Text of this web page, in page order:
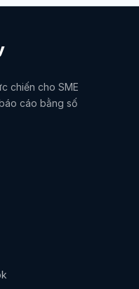
chiến cho SME
cáo bằng số